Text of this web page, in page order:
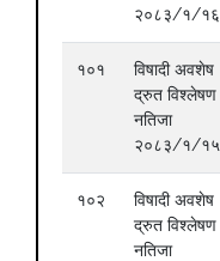
२०८३/१/१६
१०१
विषादी अवशेष
द्रुत विश्लेषण
नतिजा
२०८३/१/१५
१०२
विषादी अवशेष
द्रुत विश्लेषण
नतिजा